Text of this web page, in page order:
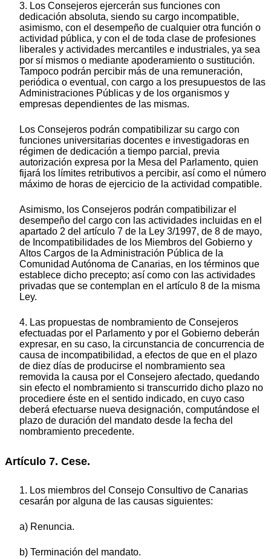
3. Los Consejeros ejercerán sus funciones con
dedicación absoluta, siendo su cargo incompatible,
asimismo, con el desempeño de cualquier otra función o
actividad pública, y con el de toda clase de profesiones
liberales y actividades mercantiles e industriales, ya sea
por sí mismos o mediante apoderamiento o sustitución.
Tampoco podrán percibir más de una remuneración,
periódica o eventual, con cargo a los presupuestos de las
Administraciones Públicas y de los organismos y
empresas dependientes de las mismas.
Los Consejeros podrán compatibilizar su cargo con
funciones universitarias docentes e investigadoras en
régimen de dedicación a tiempo parcial, previa
autorización expresa por la Mesa del Parlamento, quien
fijará los límites retributivos a percibir, así como el número
máximo de horas de ejercicio de la actividad compatible.
Asimismo, los Consejeros podrán compatibilizar el
desempeño del cargo con las actividades incluidas en el
apartado 2 del artículo 7 de la Ley 3/1997, de 8 de mayo,
de Incompatibilidades de los Miembros del Gobierno y
Altos Cargos de la Administración Pública de la
Comunidad Autónoma de Canarias, en los términos que
establece dicho precepto; así como con las actividades
privadas que se contemplan en el artículo 8 de la misma
Ley.
4. Las propuestas de nombramiento de Consejeros
efectuadas por el Parlamento y por el Gobierno deberán
expresar, en su caso, la circunstancia de concurrencia de
causa de incompatibilidad, a efectos de que en el plazo
de diez días de producirse el nombramiento sea
removida la causa por el Consejero afectado, quedando
sin efecto el nombramiento si transcurrido dicho plazo no
procediere éste en el sentido indicado, en cuyo caso
deberá efectuarse nueva designación, computándose el
plazo de duración del mandato desde la fecha del
nombramiento precedente.
Artículo 7. Cese.
1. Los miembros del Consejo Consultivo de Canarias
cesarán por alguna de las causas siguientes:
a) Renuncia.
b) Terminación del mandato.